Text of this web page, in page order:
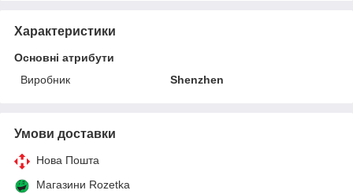
Характеристики
Основні атрибути
Виробник
Shenzhen
Умови доставки
Нова Пошта
Магазини Rozetka